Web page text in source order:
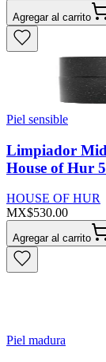
Agregar al carrito
Piel sensible
Limpiador
House of Hur
HOUSE OF HUR
MX$530.00
Agregar al carrito
Piel madura